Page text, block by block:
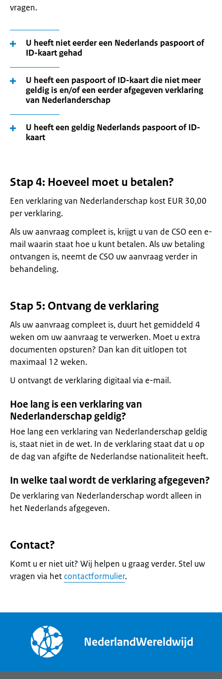
vragen.
U heeft niet eerder een Nederlands paspoort of
ID-kaart gehad
U heeft een paspoort of ID-kaart die niet meer
geldig is en/of een eerder afgegeven verklaring
van Nederlanderschap
U heeft een geldig Nederlands paspoort of ID-
kaart
Stap 4: Hoeveel moet u betalen?
Een verklaring van Nederlanderschap kost EUR 30,00
per verklaring.
Als uw aanvraag compleet is, krijgt u van de CSO een e-
mail waarin staat hoe u kunt betalen. Als uw betaling
ontvangen is, neemt de CSO uw aanvraag verder in
behandeling.
Stap 5: Ontvang de verklaring
Als uw aanvraag compleet is, duurt het gemiddeld 4
weken om uw aanvraag te verwerken. Moet u extra
documenten opsturen? Dan kan dit uitlopen tot
maximaal 12 weken.
U ontvangt de verklaring digitaal via e-mail.
Hoe lang is een verklaring van
Nederlanderschap geldig?
Hoe lang een verklaring van Nederlanderschap geldig
is, staat niet in de wet. In de verklaring staat dat u op
de dag van afgifte de Nederlandse nationaliteit heeft.
In welke taal wordt de verklaring afgegeven?
De verklaring van Nederlanderschap wordt alleen in
het Nederlands afgegeven.
Contact?
Komt u er niet uit? Wij helpen u graag verder. Stel uw
vragen via het contactformulier.
NederlandWereldwijd